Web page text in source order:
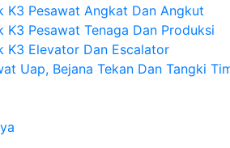
K3 Pesawat Angkat Dan Angkut
K3 Pesawat Tenaga Dan Produksi
K3 Elevator Dan Escalator
Uap, Bejana Tekan Dan Tangki